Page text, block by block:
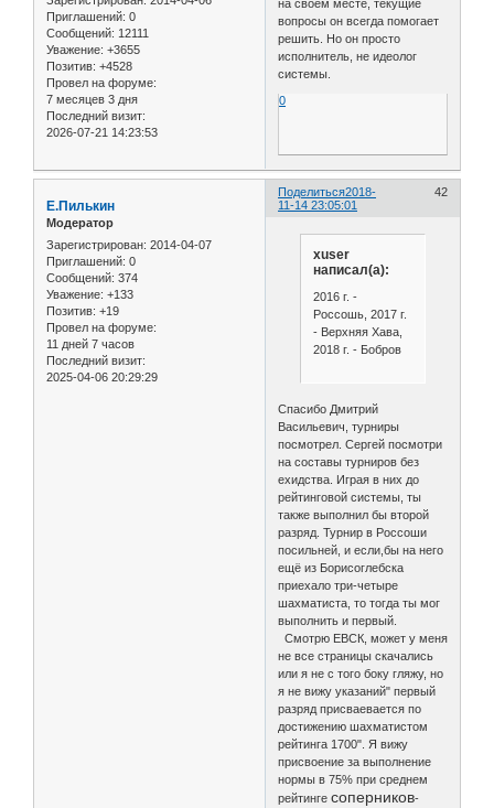
Приглашений: 0
Сообщений: 12111
Уважение: +3655
Позитив: +4528
Провел на форуме:
7 месяцев 3 дня
Последний визит:
2026-07-21 14:23:53
на своем месте, текущие
вопросы он всегда помогает
решить. Но он просто
исполнитель, не идеолог
системы.
0
Поделиться 42
2018-
11-14 23:05:01
Е.Пилькин
Модератор
Зарегистрирован: 2014-04-07
Приглашений: 0
Сообщений: 374
Уважение: +133
Позитив: +19
Провел на форуме:
11 дней 7 часов
Последний визит:
2025-04-06 20:29:29
xuser
написал(а):
2016 г. -
Россошь, 2017 г.
- Верхняя Хава,
2018 г. - Бобров
Спасибо Дмитрий
Васильевич, турниры
посмотрел. Сергей посмотри
на составы турниров без
ехидства. Играя в них до
рейтинговой системы, ты
также выполнил бы второй
разряд. Турнир в Россоши
посильней, и если,бы на него
ещё из Борисоглебска
приехало три-четыре
шахматиста, то тогда ты мог
выполнить и первый.
Смотрю ЕВСК, может у меня
не все страницы скачались
или я не с того боку гляжу, но
я не вижу указаний" первый
разряд присваевается по
достижению шахматистом
рейтинга 1700". Я вижу
присвоение за выполнение
нормы в 75% при среднем
рейтингесоперников-